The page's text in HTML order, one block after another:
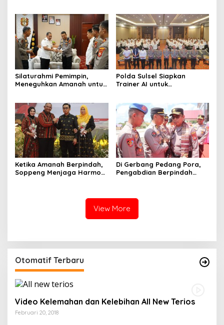
Silaturahmi Pemimpin,
Meneguhkan Amanah untuk
Polda Sulsel Siapkan
Trainer AI untuk
Ketika Amanah Berpindah,
Soppeng Menjaga Harmoni
Di Gerbang Pedang Pora,
Pengabdian Berpindah
View More
Otomatif Terbaru
Video Kelemahan dan Kelebihan All New Terios
Februari 20, 2018